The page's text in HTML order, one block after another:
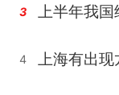
3
4 上海有出